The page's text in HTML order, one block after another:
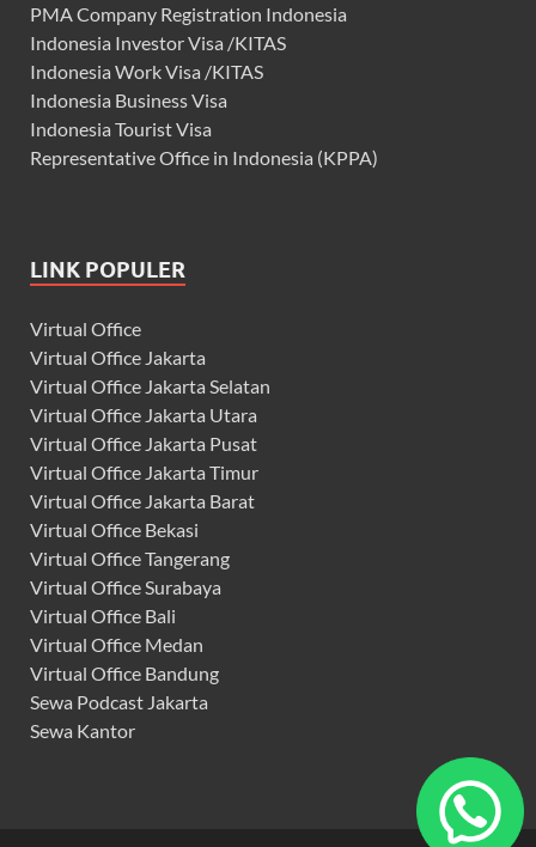
PMA Company Registration Indonesia
Indonesia Investor Visa /KITAS
Indonesia Work Visa /KITAS
Indonesia Business Visa
Indonesia Tourist Visa
Representative Office in Indonesia (KPPA)
LINK POPULER
Virtual Office
Virtual Office Jakarta
Virtual Office Jakarta Selatan
Virtual Office Jakarta Utara
Virtual Office Jakarta Pusat
Virtual Office Jakarta Timur
Virtual Office Jakarta Barat
Virtual Office Bekasi
Virtual Office Tangerang
Virtual Office Surabaya
Virtual Office Bali
Virtual Office Medan
Virtual Office Bandung
Sewa Podcast Jakarta
Sewa Kantor